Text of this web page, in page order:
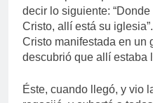
decir lo siguiente:
Cristo, allí está su
Cristo manifestada en un
descubrió que allí estaba
Éste, cuando llegó, y vio